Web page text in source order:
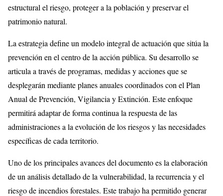
estructural el riesgo, proteger a la población y preservar el
patrimonio natural.
La estrategia define un modelo integral de actuación que sitúa la
prevención en el centro de la acción pública. Su desarrollo se
articula a través de programas, medidas y acciones que se
desplegarán mediante planes anuales coordinados con el Plan
Anual de Prevención, Vigilancia y Extinción. Este enfoque
permitirá adaptar de forma continua la respuesta de las
administraciones a la evolución de los riesgos y las necesidades
específicas de cada territorio.
Uno de los principales avances del documento es la elaboración
de un análisis detallado de la vulnerabilidad, la recurrencia y el
riesgo de incendios forestales. Este trabajo ha permitido generar